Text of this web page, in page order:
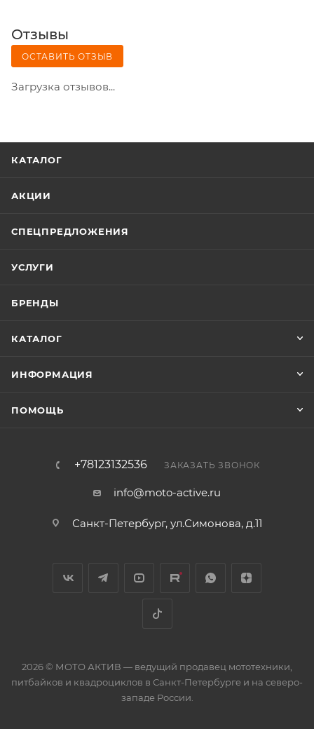
Отзывы
ОСТАВИТЬ ОТЗЫВ
Загрузка отзывов...
КАТАЛОГ
АКЦИИ
СПЕЦПРЕДЛОЖЕНИЯ
УСЛУГИ
БРЕНДЫ
КАТАЛОГ
ИНФОРМАЦИЯ
ПОМОЩЬ
+78123132536 ЗАКАЗАТЬ ЗВОНОК
info@moto-active.ru
Санкт-Петербург, ул.Симонова, д.11
2026 © МОТО АКТИВ — ведущий продавец мототехники,
питбайков и квадроциклов в Санкт-Петербурге и на северо-
западе России.